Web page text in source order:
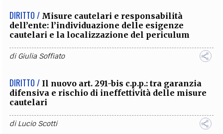
DIRITTO / Misure cautelari e responsabilità
dell’ente: l’individuazione delle esigenze
cautelari e la localizzazione del periculum
diGiulia Soffiato
DIRITTO / Il nuovo art. 291-bis c.p.p.: tra garanzia
difensiva e rischio di ineffettività delle misure
cautelari
diLucio Scotti